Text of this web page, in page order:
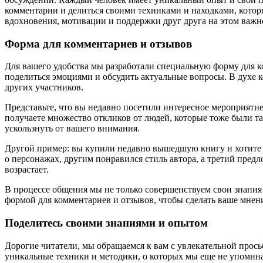
комментарии и делиться своими техниками и находками,
вдохновения, мотивации и поддержки друг друга на этом
Форма для комментариев и отзывов
Для вашего удобства мы разработали специальную форму для
поделиться эмоциями и обсудить актуальные вопросы. В духе
других участников.
Представьте, что вы недавно посетили интересное
получаете множество откликов от людей, которые тоже были
ускользнуть от вашего внимания.
Другой пример: вы купили недавно вышедшую книгу и хотите
о персонажах, другим понравился стиль автора, а третий
возрастает.
В процессе общения мы не только совершенствуем свои
формой для комментариев и отзывов, чтобы сделать ваше
Поделитесь своими знаниями и опытом
Дорогие читатели, мы обращаемся к вам с увлекательной
уникальные техники и методики, о которых мы еще не